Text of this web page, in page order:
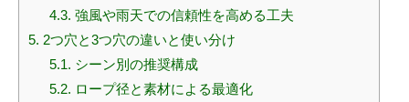
4.3. 強風や雨天での信頼性を高める工夫
5. 2つ穴と3つ穴の違いと使い分け
5.1. シーン別の推奨構成
5.2. ロープ径と素材による最適化